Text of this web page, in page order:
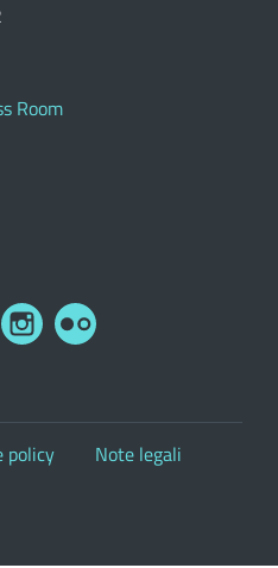
Room
policy Note legali